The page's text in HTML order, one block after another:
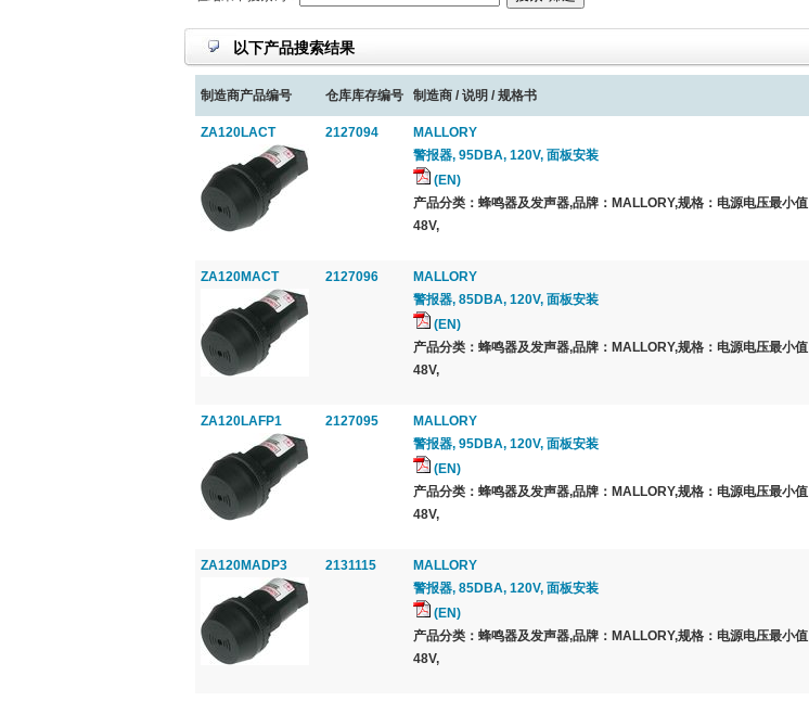
以下产品搜索结果
制造商产品编号 仓库库存编号 制造商 / 说明 / 规格书
ZA120LACT 2127094
MALLORY
警报器, 95DBA, 120V, 面板安装
(EN)
产品分类：蜂鸣器及发声器,品牌：MALLORY,规格：电源电压最小值
48V,
ZA120MACT 2127096
MALLORY
警报器, 85DBA, 120V, 面板安装
(EN)
产品分类：蜂鸣器及发声器,品牌：MALLORY,规格：电源电压最小值
48V,
ZA120LAFP1 2127095
MALLORY
警报器, 95DBA, 120V, 面板安装
(EN)
产品分类：蜂鸣器及发声器,品牌：MALLORY,规格：电源电压最小值
48V,
ZA120MADP3 2131115
MALLORY
警报器, 85DBA, 120V, 面板安装
(EN)
产品分类：蜂鸣器及发声器,品牌：MALLORY,规格：电源电压最小值
48V,